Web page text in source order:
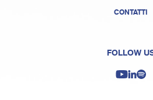
CONTATTI
FOLLOW